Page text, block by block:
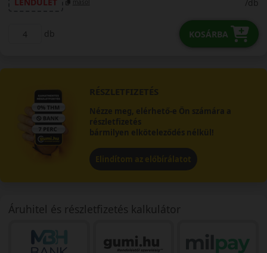
másol /db
db KOSÁRBA
RÉSZLETFIZETÉS
Nézze meg, elérhető-e Ön számára a
részletfizetés
bármilyen elköteleződés nélkül!
Elindítom az előbírálatot
Áruhitel és részletfizetés kalkulátor